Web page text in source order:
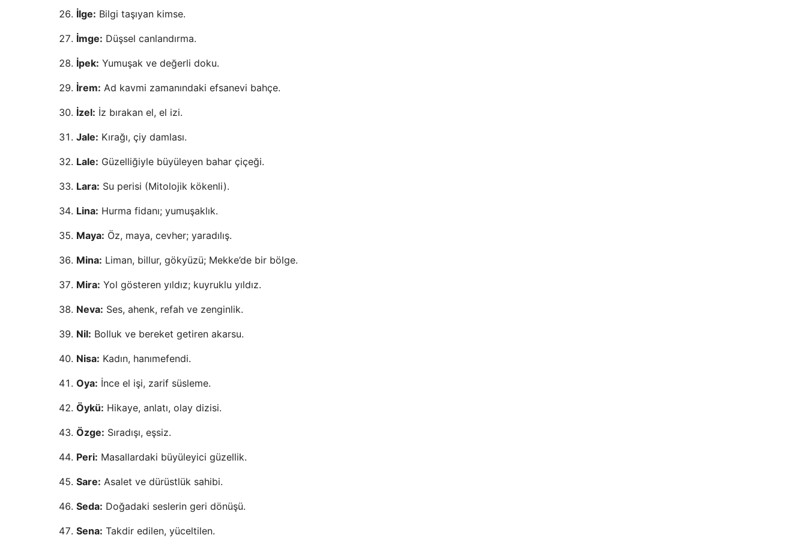
İlge: Bilgi taşıyan kimse.
İmge: Düşsel canlandırma.
İpek: Yumuşak ve değerli doku.
İrem: Ad kavmi zamanındaki efsanevi bahçe.
İzel: İz bırakan el, el izi.
Jale: Kırağı, çiy damlası.
Lale: Güzelliğiyle büyüleyen bahar çiçeği.
Lara: Su perisi (Mitolojik kökenli).
Lina: Hurma fidanı; yumuşaklık.
Maya: Öz, maya, cevher; yaradılış.
Mina: Liman, billur, gökyüzü; Mekke’de bir bölge.
Mira: Yol gösteren yıldız; kuyruklu yıldız.
Neva: Ses, ahenk, refah ve zenginlik.
Nil: Bolluk ve bereket getiren akarsu.
Nisa: Kadın, hanımefendi.
Oya: İnce el işi, zarif süsleme.
Öykü: Hikaye, anlatı, olay dizisi.
Özge: Sıradışı, eşsiz.
Peri: Masallardaki büyüleyici güzellik.
Sare: Asalet ve dürüstlük sahibi.
Seda: Doğadaki seslerin geri dönüşü.
Sena: Takdir edilen, yüceltilen.